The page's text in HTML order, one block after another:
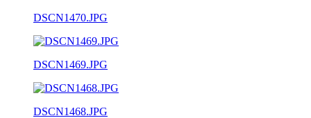
DSCN1470.JPG
DSCN1469.JPG
DSCN1468.JPG